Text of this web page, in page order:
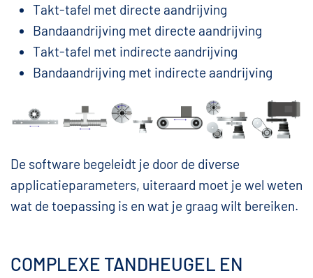
Takt-tafel met directe aandrijving
Bandaandrijving met directe aandrijving
Takt-tafel met indirecte aandrijving
Bandaandrijving met indirecte aandrijving
De software begeleidt je door de diverse
applicatieparameters, uiteraard moet je wel weten
wat de toepassing is en wat je graag wilt bereiken.
COMPLEXE TANDHEUGEL EN